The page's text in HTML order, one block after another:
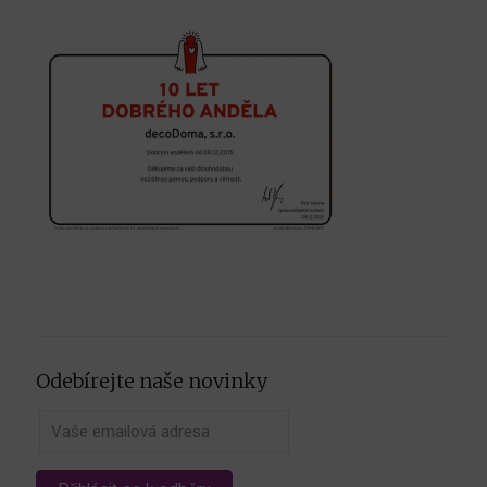
Odebírejte naše novinky